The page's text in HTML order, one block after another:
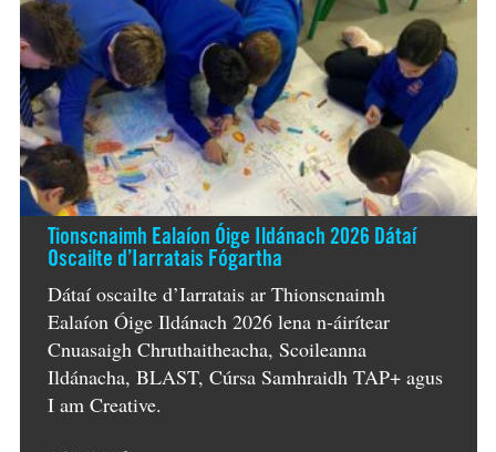
Tionscnaimh Ealaíon Óige Ildánach 2026 Dátaí
Oscailte d’Iarratais Fógartha
Dátaí oscailte d’Iarratais ar Thionscnaimh
Ealaíon Óige Ildánach 2026 lena n-áirítear
Cnuasaigh Chruthaitheacha, Scoileanna
Ildánacha, BLAST, Cúrsa Samhraidh TAP+ agus
I am Creative.